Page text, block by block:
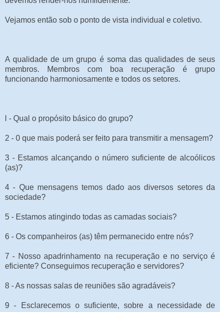
Vejamos então sob o ponto de vista individual e coletivo.
A qualidade de um grupo é soma das qualidades de seus
membros. Membros com boa recuperação é grupo
funcionando harmoniosamente e todos os setores.
l - Qual o propósito básico do grupo?
2 - 0 que mais poderá ser feito para transmitir a mensagem?
3 - Estamos alcançando o número suficiente de alcoólicos
(as)?
4 - Que mensagens temos dado aos diversos setores da
sociedade?
5 - Estamos atingindo todas as camadas sociais?
6 - Os companheiros (as) têm permanecido entre nós?
7 - Nosso apadrinhamento na recuperação e no serviço é
eficiente? Conseguimos recuperação e servidores?
8 - As nossas salas de reuniões são agradáveis?
9 - Esclarecemos o suficiente, sobre a necessidade de